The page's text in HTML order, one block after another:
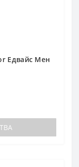
Едвайс Мен